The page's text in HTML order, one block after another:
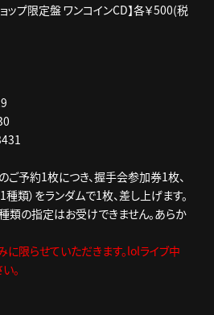
ップ限定盤 ワンコインCD】各￥500(税
予約1枚につき、握手会参加券1枚、
種類）をランダムで1枚、差し上げます。
類の指定はお受けできません。あらか
限らせていただきます。lolライブ中
。